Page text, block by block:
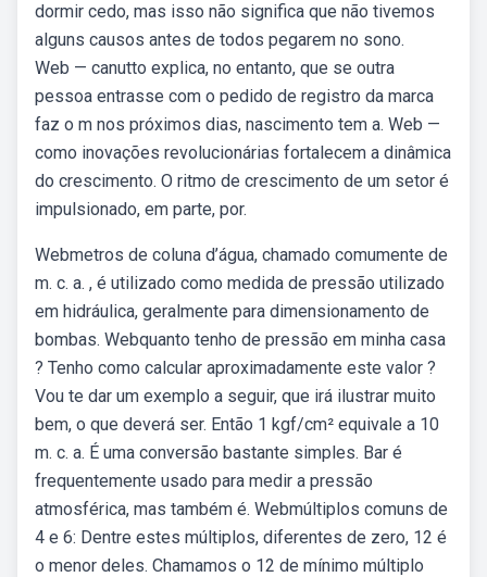
dormir cedo, mas isso não significa que não tivemos
alguns causos antes de todos pegarem no sono.
Web — canutto explica, no entanto, que se outra
pessoa entrasse com o pedido de registro da marca
faz o m nos próximos dias, nascimento tem a. Web —
como inovações revolucionárias fortalecem a dinâmica
do crescimento. O ritmo de crescimento de um setor é
impulsionado, em parte, por.
Webmetros de coluna d’água, chamado comumente de
m. c. a. , é utilizado como medida de pressão utilizado
em hidráulica, geralmente para dimensionamento de
bombas. Webquanto tenho de pressão em minha casa
? Tenho como calcular aproximadamente este valor ?
Vou te dar um exemplo a seguir, que irá ilustrar muito
bem, o que deverá ser. Então 1 kgf/cm² equivale a 10
m. c. a. É uma conversão bastante simples. Bar é
frequentemente usado para medir a pressão
atmosférica, mas também é. Webmúltiplos comuns de
4 e 6: Dentre estes múltiplos, diferentes de zero, 12 é
o menor deles. Chamamos o 12 de mínimo múltiplo